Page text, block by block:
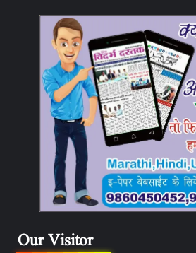
Our Visitor